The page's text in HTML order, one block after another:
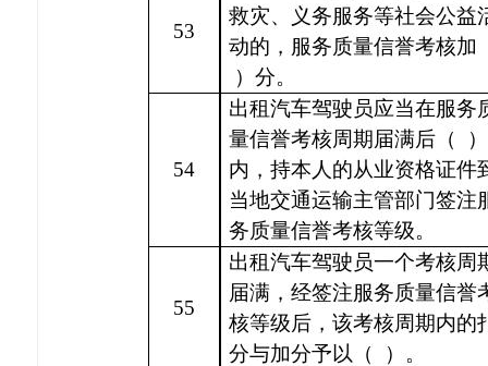
53
救灾、义务服务等社会公益
动的，服务质量信誉考核加
）分。
54
出租汽车驾驶员应当在服务
量信誉考核周期届满后（
内，持本人的从业资格证件
当地交通运输主管部门签注
务质量信誉考核等级。
55
出租汽车驾驶员一个考核周
届满，经签注服务质量信誉
核等级后，该考核周期内的
分与加分予以（
）。